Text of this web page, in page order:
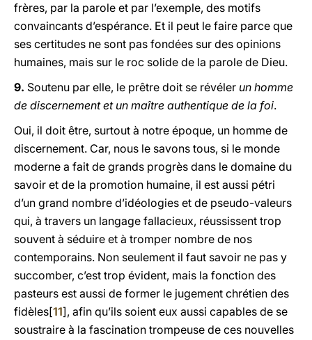
frères, par la parole et par l’exemple, des motifs
convaincants d’espérance. Et il peut le faire parce que
ses certitudes ne sont pas fondées sur des opinions
humaines, mais sur le roc solide de la parole de Dieu.
9. Soutenu par elle, le prêtre doit se révéler un homme
de discernement et un maître authentique de la foi.
Oui, il doit être, surtout à notre époque, un homme de
discernement. Car, nous le savons tous, si le monde
moderne a fait de grands progrès dans le domaine du
savoir et de la promotion humaine, il est aussi pétri
d’un grand nombre d’idéologies et de pseudo-valeurs
qui, à travers un langage fallacieux, réussissent trop
souvent à séduire et à tromper nombre de nos
contemporains. Non seulement il faut savoir ne pas y
succomber, c’est trop évident, mais la fonction des
pasteurs est aussi de former le jugement chrétien des
fidèles[11], afin qu’ils soient eux aussi capables de se
soustraire à la fascination trompeuse de ces nouvelles